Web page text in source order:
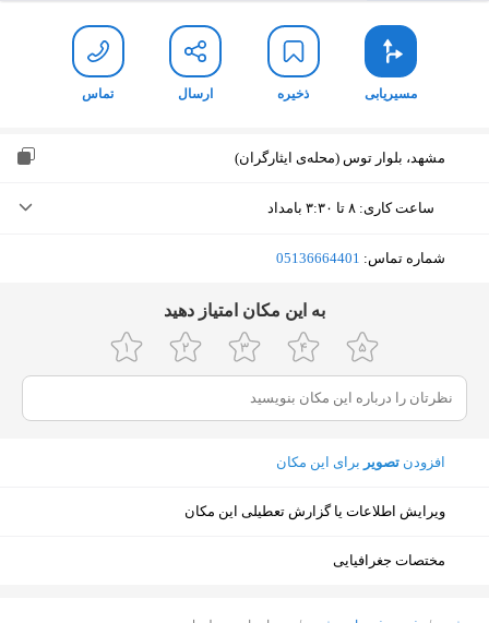
مسیریابی ذخیره ارسال تماس
مشهد، بلوار توس (محله‌ی ایثارگران)
ساعت کاری:۸ تا ۳:۳۰ بامداد
یکشنبه (امروز)
۸ تا ۳:۳۰ بامداد
چهارشنبه
جمعه
شنبه
شماره تماس:‎05136664401
ﺑﻪ اﯾﻦ ﻣﮑﺎن اﻣﺘﯿﺎز دﻫﯿﺪ
افزودن تصویربرای این مکان
ویرایش اطلاعات یا گزارش تعطیلی این مکان
مختصات جغرافیایی